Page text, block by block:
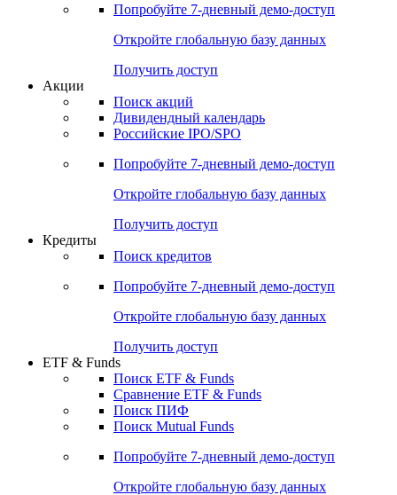
Попробуйте 7-дневный демо-доступ
Откройте глобальную базу данных
Получить доступ
Акции
Поиск акций
Дивидендный календарь
Российские IPO/SPO
Попробуйте 7-дневный демо-доступ
Откройте глобальную базу данных
Получить доступ
Кредиты
Поиск кредитов
Попробуйте 7-дневный демо-доступ
Откройте глобальную базу данных
Получить доступ
ETF & Funds
Поиск ETF & Funds
Сравнение ETF & Funds
Поиск ПИФ
Поиск Mutual Funds
Попробуйте 7-дневный демо-доступ
Откройте глобальную базу данных